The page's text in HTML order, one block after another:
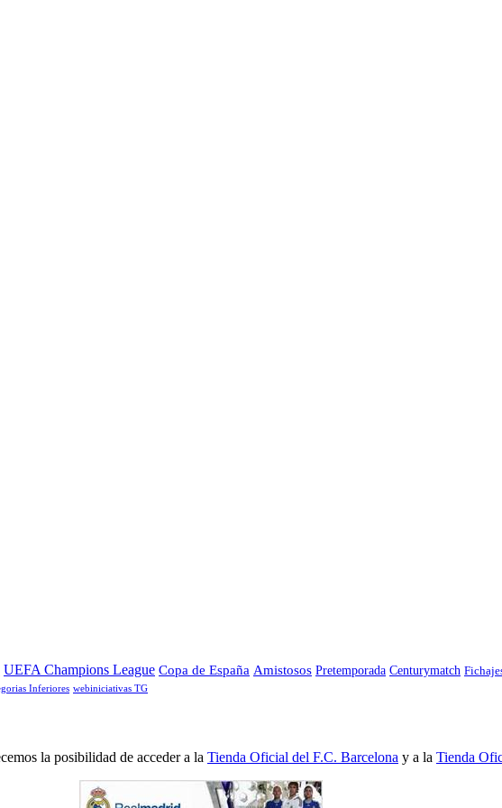
UEFA Champions League Copa de España Amistosos Pretemporada Centurymatch
Inferiores webiniciativas TG
la posibilidad de acceder a la Tienda Oficial del F.C. Barcelona y a la Tienda